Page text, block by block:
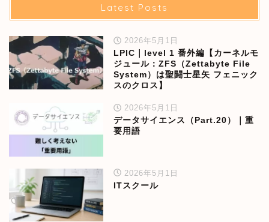
Latest Posts
2026年5月1日
LPIC｜level 1 番外編【カーネルモ
ジュール：ZFS（Zettabyte File
System）は聖闘士星矢 フェニック
スのクロス】
2026年5月1日
データサイエンス（Part.20）｜重
要用語
2026年5月1日
ITスクール